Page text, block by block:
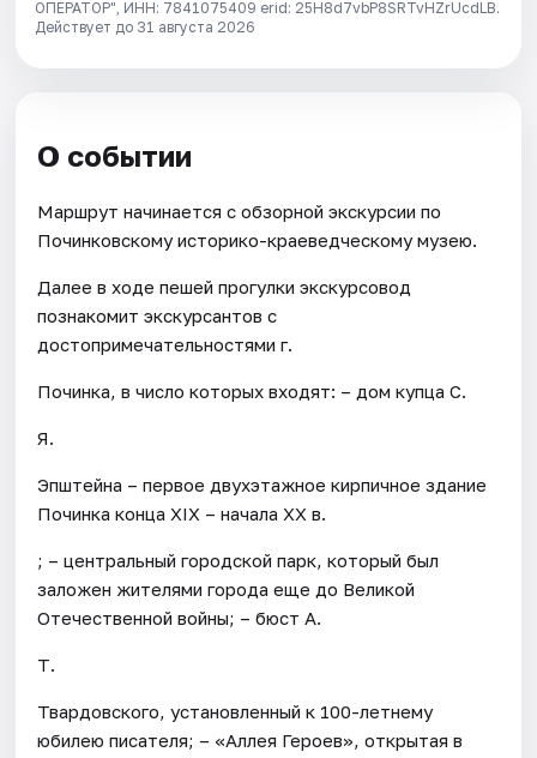
ОПЕРАТОР", ИНН: 7841075409 erid: 25H8d7vbP8SRTvHZrUcdLB.
Действует до 31 августа 2026
О событии
Маршрут начинается с обзорной экскурсии по
Починковскому историко-краеведческому музею.
Далее в ходе пешей прогулки экскурсовод
познакомит экскурсантов с
достопримечательностями г.
Починка, в число которых входят: – дом купца С.
Я.
Эпштейна – первое двухэтажное кирпичное здание
Починка конца XIX – начала XX в.
; – центральный городской парк, который был
заложен жителями города еще до Великой
Отечественной войны; – бюст А.
Т.
Твардовского, установленный к 100-летнему
юбилею писателя; – «Аллея Героев», открытая в